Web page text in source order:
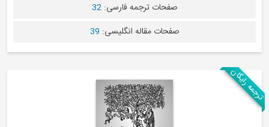
صفحات ترجمه فارسی:32
صفحات مقاله انگلیسی:39